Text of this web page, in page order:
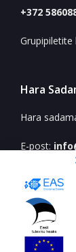
+372
Grupipiletite
Hara
Hara
E-post: